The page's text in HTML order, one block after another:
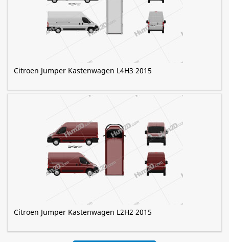
Citroen Jumper Kastenwagen L4H3 2015
Citroen Jumper Kastenwagen L2H2 2015